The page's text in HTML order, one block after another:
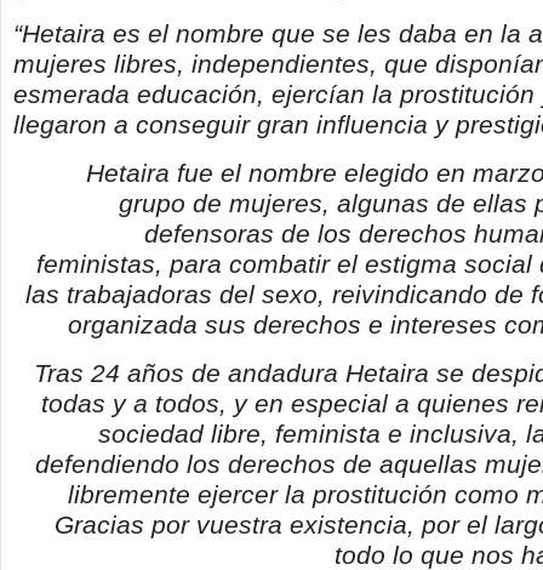
“Hetaira es el nombre que se les daba en la
mujeres libres, independientes, que
esmerada educación, ejercían la prostitución
llegaron a conseguir gran influencia y
Hetaira fue el nombre elegido en
grupo de mujeres, algunas de ellas
defensoras de los derechos
feministas, para combatir el estigma social
las trabajadoras del sexo, reivindicando de
organizada sus derechos e intereses
Tras 24 años de andadura Hetaira se
todas y a todos, y en especial a quienes
sociedad libre, feminista e inclusiva,
defendiendo los derechos de aquellas
libremente ejercer la prostitución como
Gracias por vuestra existencia, por el
todo lo que nos